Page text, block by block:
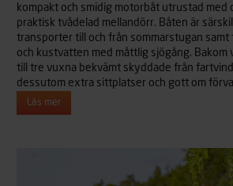
kompakt och smidig motorbåt utrustad med
praktisk tvådelad mellandörr. Båten är
transporter till och från sommarstugan
och kustvatten med måttlig sjögång. Bakom
till tre vuxna bekvämt skyddade från
dessutom extra sittplatser och gott om
Läs mer